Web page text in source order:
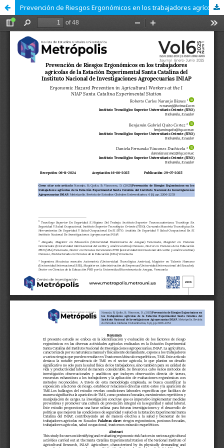
Prevención de Riesgos Ergonómicos en los trabajadores agrícolas de la Estación Experimental Santa Catalina del Instituto Nacional de Investigaciones Agropecuarias INIAP